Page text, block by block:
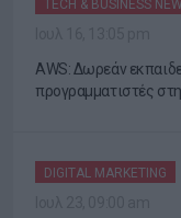
TECH & BUSINESS
AWS: Δωρεάν
προγραμματιστές
DIGITAL MARKETING